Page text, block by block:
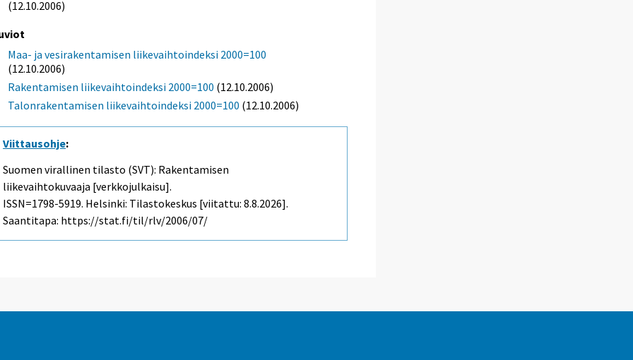
(12.10.2006)
Maa- ja vesirakentamisen liikevaihtoindeksi 2000=100
(12.10.2006)
Rakentamisen liikevaihtoindeksi 2000=100 (12.10.2006)
Talonrakentamisen liikevaihtoindeksi 2000=100 (12.10.2006)
Viittausohje:
Suomen virallinen tilasto (SVT): Rakentamisen
liikevaihtokuvaaja [verkkojulkaisu].
ISSN=1798-5919. Helsinki: Tilastokeskus [viitattu: 8.8.2026].
Saantitapa: https://stat.fi/til/rlv/2006/07/